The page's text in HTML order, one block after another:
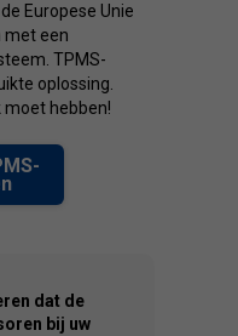
Europese Unie
met een
TPMS-
oplossing.
hebben!
dat de
bij uw